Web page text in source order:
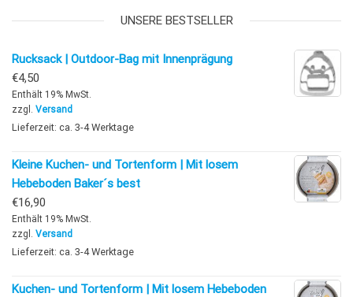
UNSERE BESTSELLER
Rucksack | Outdoor-Bag mit Innenprägung
€4,50
Enthält 19% MwSt.
zzgl. Versand
Lieferzeit: ca. 3-4 Werktage
Kleine Kuchen- und Tortenform | Mit losem
Hebeboden Baker´s best
€16,90
Enthält 19% MwSt.
zzgl. Versand
Lieferzeit: ca. 3-4 Werktage
Kuchen- und Tortenform | Mit losem Hebeboden